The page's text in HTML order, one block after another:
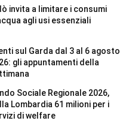
invita a limitare i consumi
agli usi essenziali
sul Garda dal 3 al 6 agosto
gli appuntamenti della
Sociale Regionale 2026,
Lombardia 61 milioni per i
di welfare